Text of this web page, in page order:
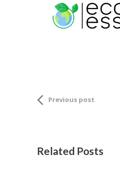
Previous post
Related Posts